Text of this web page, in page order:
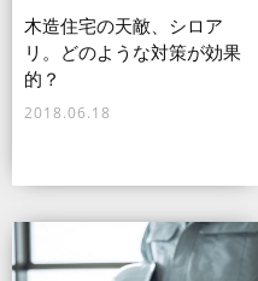
木造住宅の天敵、シロア
リ。どのような対策が効果
的？
2018.06.18